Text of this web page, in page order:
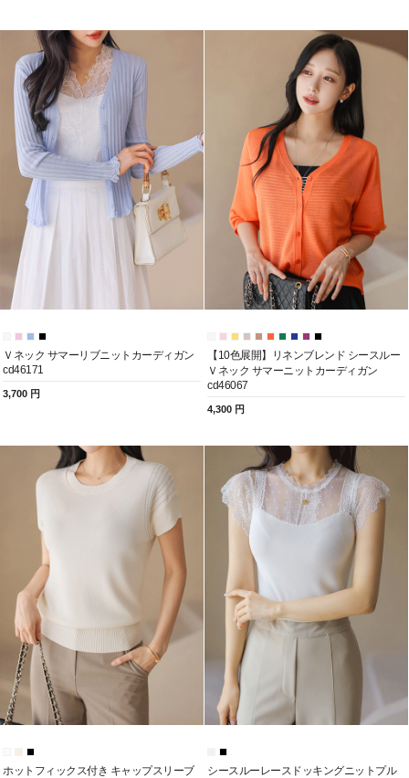
Ｖネック サマーリブニットカーディガン
cd46171
3,700 円
【10色展開】リネンブレンド シースルー
Ｖネック サマーニットカーディガン
cd46067
4,300 円
ホットフィックス付き キャップスリーブ
シースルーレースドッキングニットプル